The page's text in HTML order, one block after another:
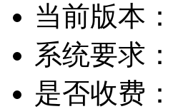
当前版本：
系统要求：
是否收费：